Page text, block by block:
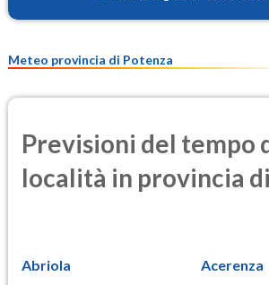
Meteo provincia di Potenza
Previsioni del tempo
località in provincia
Abriola Acerenza